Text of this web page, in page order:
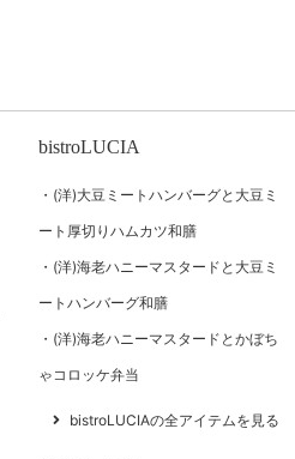
bistroLUCIA
(洋)大豆ミートハンバーグと大豆ミ
ート厚切りハムカツ和膳
(洋)海老ハニーマスタードと大豆ミ
ートハンバーグ和膳
(洋)海老ハニーマスタードとかぼち
ゃコロッケ弁当
bistroLUCIAの全アイテムを見る